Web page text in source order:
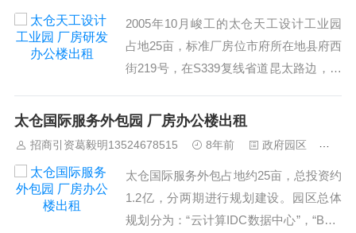
性园区。园区先后获评“江苏省科技产业
园”、...
2005年10月峻工的太仓天工设计工业园
占地25亩，标准厂房位市府所在地县府西
街219号，在S339复线省道昆太路边，外
全框架。厂区瀑布假山、700平方浅水湖
昆山市，常熟市、太仓市标准厂房...
太仓国际服务外包园 厂房办公楼出租
招商引资葛毅明13524678515 8年前 政府园区
太仓国际服务外包占地约25亩，总投资约
1.2亿，分两期进行规划建设。园区总体
规划分为：“云计算IDC数据中心”，“BPO